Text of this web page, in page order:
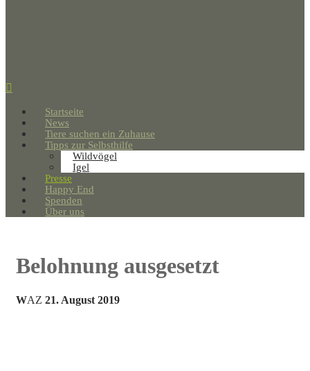
Startseite
News
Tiere suchen ein Zuhause
Tipps zur Selbsthilfe
Wildvögel
Igel
Presse
Happy End
Spenden
Über uns
Belohnung ausgesetzt
WAZ 21. August 2019